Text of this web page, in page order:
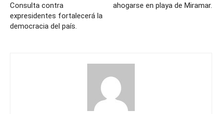
Consulta contra
expresidentes fortalecerá la
democracia del país.
ahogarse en playa de Miramar.